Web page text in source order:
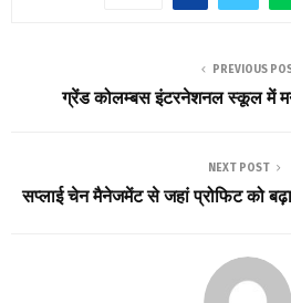
PREVIOUS
ग्रेंड कोलम्बस इंटरनेशनल स्कूल में
NEXT POST
सप्लाई चेन मैनेजमेंट से जहां प्रोफिट को